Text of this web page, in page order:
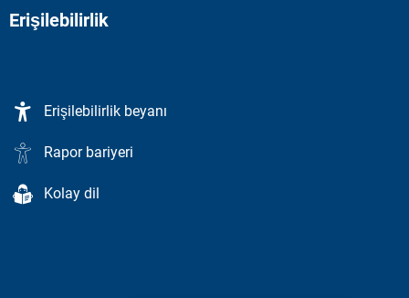
Erişilebilirlik
Erişilebilirlik beyanı
Rapor bariyeri
Kolay dil